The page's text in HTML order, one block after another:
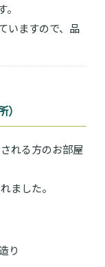
いますので、品
れる方のお部屋
ました。
り